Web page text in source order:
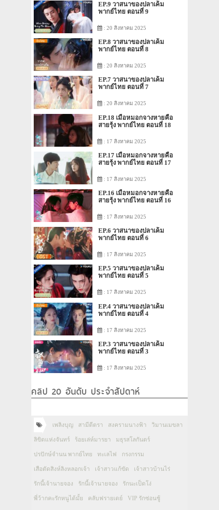
EP.9 วาสนาของปลาเค็ม
พากย์ไทย ตอนที่ 9
: 20 สิงหาคม 2025
EP.8 วาสนาของปลาเค็ม
พากย์ไทย ตอนที่ 8
: 20 สิงหาคม 2025
EP.7 วาสนาของปลาเค็ม
พากย์ไทย ตอนที่ 7
: 20 สิงหาคม 2025
EP.18 เมื่อหมอกจางหายคือ
สายรุ้ง พากย์ไทย ตอนที่ 18
: 17 สิงหาคม 2025
EP.17 เมื่อหมอกจางหายคือ
สายรุ้ง พากย์ไทย ตอนที่ 17
: 17 สิงหาคม 2025
EP.16 เมื่อหมอกจางหายคือ
สายรุ้ง พากย์ไทย ตอนที่ 16
: 17 สิงหาคม 2025
EP.6 วาสนาของปลาเค็ม
พากย์ไทย ตอนที่ 6
: 17 สิงหาคม 2025
EP.5 วาสนาของปลาเค็ม
พากย์ไทย ตอนที่ 5
: 17 สิงหาคม 2025
EP.4 วาสนาของปลาเค็ม
พากย์ไทย ตอนที่ 4
: 17 สิงหาคม 2025
EP.3 วาสนาของปลาเค็ม
พากย์ไทย ตอนที่ 3
: 17 สิงหาคม 2025
คลิป 20 อันดับ ประจำสัปดาห์
เพลิงบุญ สามีตีตรา สงครามนางฟ้า วิมานเมขลา
ลิขิตแห่งจันทร์ ร้อยเล่ห์มารยา มธุรสโลกันตร์
ปรปักษ์จำนน พากย์ไทย ทะเลไฟ กรงกรรม
เสือตัดสิงห์ลิงหลอกเจ้า เจ้าสาวแก้ขัด เจ้าสาวบ้านไร่
รักนี้เจ้านายจอง รักนี้เจ้านายจอง รักนะเป็ดโง่
พี่ว้ากคะรักหนูได้มั้ย คลับฟรายเดย์ VIP รักซ่อนชู้